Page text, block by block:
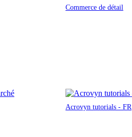
Commerce de détail
Acrovyn tutorials - FR